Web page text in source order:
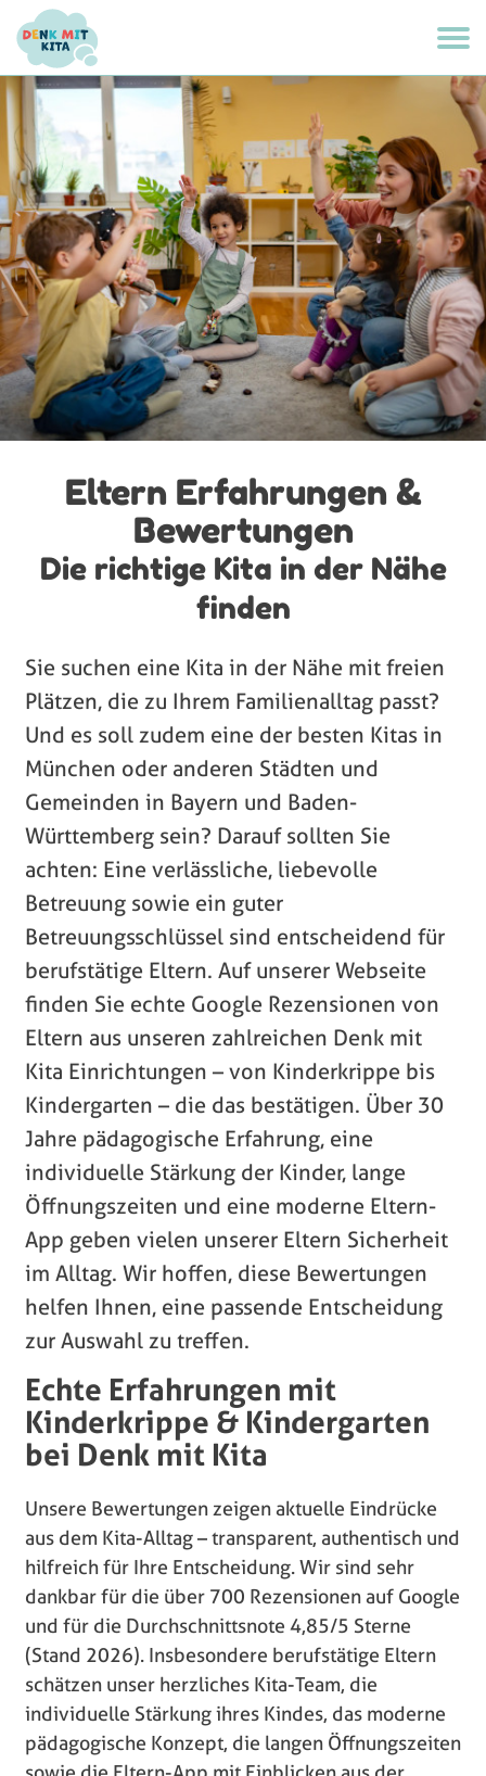
Eltern Erfahrungen &
Bewertungen
Die richtige Kita in der Nähe
finden
Sie suchen eine Kita in der Nähe mit freien
Plätzen, die zu Ihrem Familienalltag passt?
Und es soll zudem eine der besten Kitas in
München oder anderen Städten und
Gemeinden in Bayern und Baden-
Württemberg sein? Darauf sollten Sie
achten: Eine verlässliche, liebevolle
Betreuung sowie ein guter
Betreuungsschlüssel sind entscheidend für
berufstätige Eltern. Auf unserer Webseite
finden Sie echte Google Rezensionen von
Eltern aus unseren zahlreichen Denk mit
Kita Einrichtungen – von Kinderkrippe bis
Kindergarten – die das bestätigen. Über 30
Jahre pädagogische Erfahrung, eine
individuelle Stärkung der Kinder, lange
Öffnungszeiten und eine moderne Eltern-
App geben vielen unserer Eltern Sicherheit
im Alltag. Wir hoffen, diese Bewertungen
helfen Ihnen, eine passende Entscheidung
zur Auswahl zu treffen.
Echte Erfahrungen mit
Kinderkrippe & Kindergarten
bei Denk mit Kita
Unsere Bewertungen zeigen aktuelle Eindrücke
aus dem Kita-Alltag – transparent, authentisch und
hilfreich für Ihre Entscheidung. Wir sind sehr
dankbar für die über 700 Rezensionen auf Google
und für die Durchschnittsnote 4,85/5 Sterne
(Stand 2026). Insbesondere berufstätige Eltern
schätzen unser herzliches Kita-Team, die
individuelle Stärkung ihres Kindes, das moderne
pädagogische Konzept, die langen Öffnungszeiten